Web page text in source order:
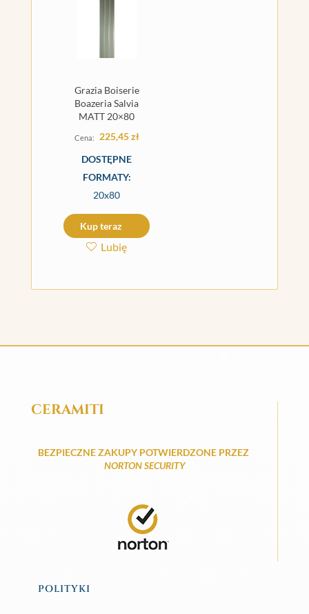
Grazia Boiserie
Boazeria Salvia
MATT 20×80
225,45zł
DOSTĘPNE
FORMATY:
20x80
Kup teraz
Lubię
CERAMITI
BEZPIECZNE ZAKUPY POTWIERDZONE PRZEZ
NORTON SECURITY
POLITYKI